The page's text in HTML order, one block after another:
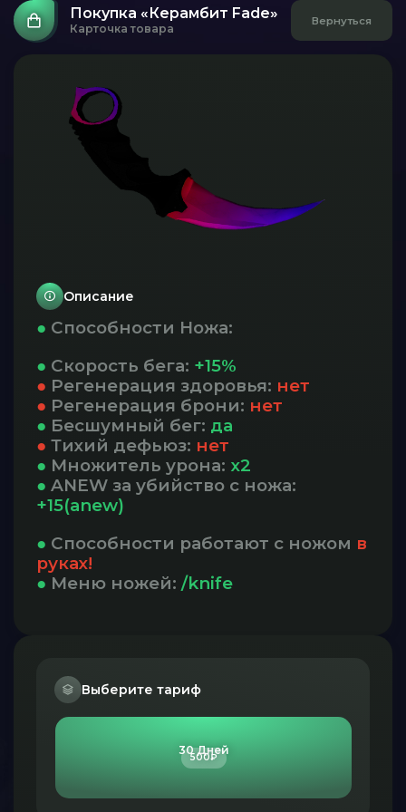
Покупка «Керамбит Fade»
Карточка товара
Вернуться
Описание
● Способности Ножа:
● Скорость бега: +15%
● Регенерация здоровья: нет
● Регенерация брони: нет
● Бесшумный бег: да
● Тихий дефьюз: нет
● Множитель урона: x2
● ANEW за убийство с ножа:
+15(anew)
● Способности работают с ножом в
руках!
● Меню ножей: /knife
Выберите тариф
30 Дней
500₽